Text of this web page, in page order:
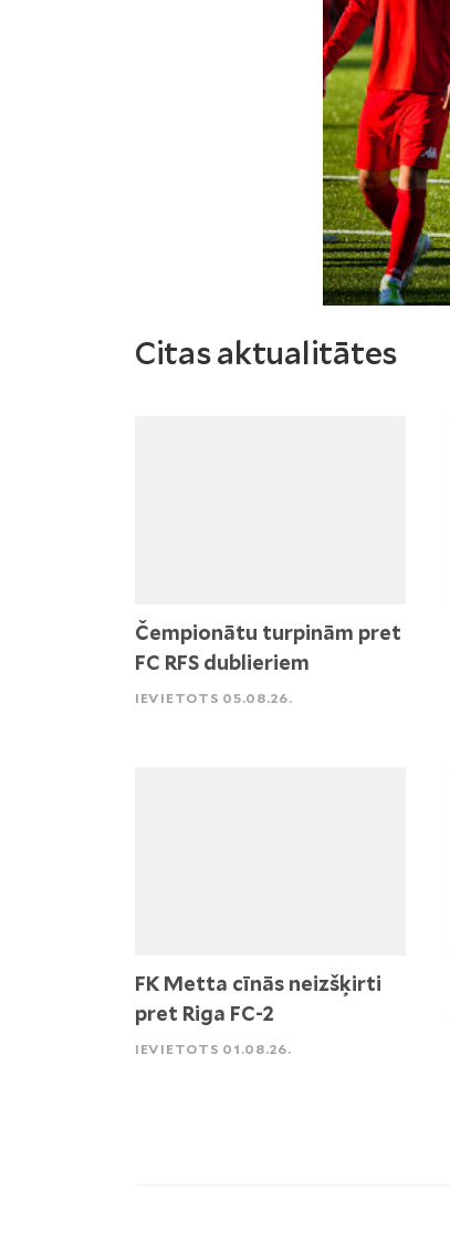
Citas aktualitātes
Čempionātu turpinām pret
FC RFS dublieriem
IEVIETOTS 05.08.26.
FK Metta cīnās neizšķirti
pret Riga FC-2
IEVIETOTS 01.08.26.